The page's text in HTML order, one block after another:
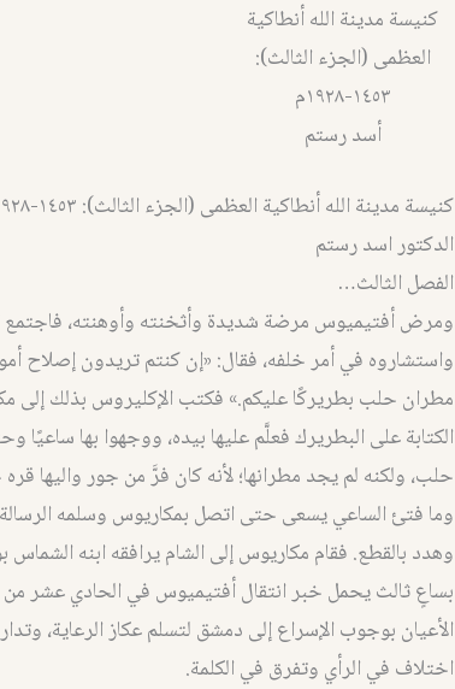
كنيسة مدينة الله أنطاكية
العظمى (الجزء الثالث):
١٤٥٣-١٩٢٨م
أسد رستم
كنيسة مدينة الله أنطاكية العظمى (الجزء الثالث): ١٤٥٣-١٩٢٨م
الدكتور اسد رستم
الفصل الثالث…
ومرض أفتيميوس مرضة شديدة وأثخنته وأوهنته، فاجتمع
واستشاروه في أمر خلفه، فقال: «إن كنتم تريدون إصلاح
مطران حلب بطريركًا عليكم.» فكتب الإكليروس بذلك
الكتابة على البطريرك فعلَّم عليها بيده، ووجهوا بها
حلب، ولكنه لم يجد مطرانها؛ لأنه كان فرَّ من جور واليها
وما فتئ الساعي يسعى حتى اتصل بمكاريوس وسلمه
وهدد بالقطع. فقام مكاريوس إلى الشام يرافقه ابنه الشماس
الأعيان بوجوب الإسراع إلى دمشق لتسلم عكاز الرعاية،
اختلاف في الرأي وتفرق في الكلمة.